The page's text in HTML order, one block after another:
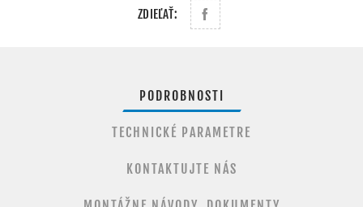
ZDIEĽAŤ:
PODROBNOSTI
TECHNICKÉ PARAMETRE
KONTAKTUJTE NÁS